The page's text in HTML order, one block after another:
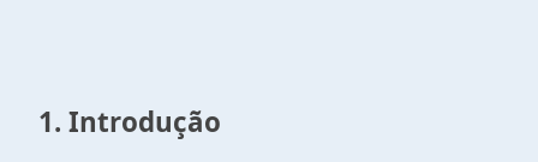
1. Introdução